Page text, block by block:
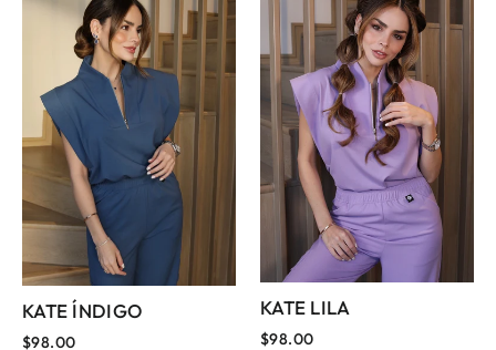
KATE ÍNDIGO
$98.00
KATE LILA
$98.00